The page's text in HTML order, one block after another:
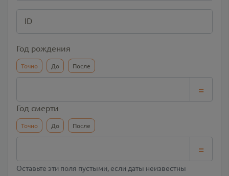
ID
Год рождения
Точно До После
=
Год смерти
Точно До После
=
Оставьте эти поля пустыми, если даты неизвестны